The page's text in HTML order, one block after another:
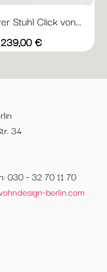
Stuhl Click von...
Preis
239,00 €
Vorschau
20 70
dark
71
olive
Click
dusty
blue
34
030 - 32 70 11 70
berlin.com